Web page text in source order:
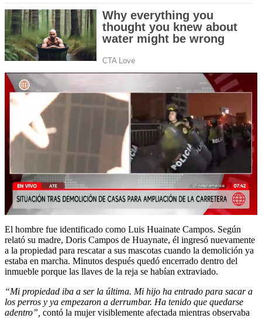
El hombre fue identificado como Luis Huainate Campos. Según
relató su madre, Doris Campos de Huaynate, él ingresó nuevamente
a la propiedad para rescatar a sus mascotas cuando la demolición ya
estaba en marcha. Minutos después quedó encerrado dentro del
inmueble porque las llaves de la reja se habían extraviado.
“Mi propiedad iba a ser la última. Mi hijo ha entrado para sacar a
los perros y ya empezaron a derrumbar. Ha tenido que quedarse
adentro”, contó la mujer visiblemente afectada mientras observaba